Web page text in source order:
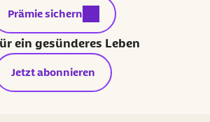
externer Link:
Prämie sichern
ein gesünderes Leben
Jetzt abonnieren